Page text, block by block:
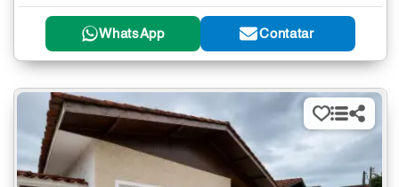
WhatsApp Contatar